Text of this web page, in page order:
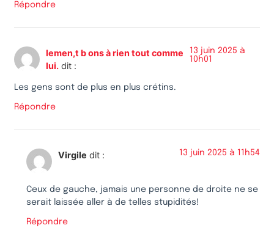
Répondre
lemen,t b ons à rien tout comme
lui. dit :
13 juin 2025 à
10h01
Les gens sont de plus en plus crétins.
Répondre
Virgile dit : 13 juin 2025 à 11h54
Ceux de gauche, jamais une personne de droite ne se
serait laissée aller à de telles stupidités!
Répondre